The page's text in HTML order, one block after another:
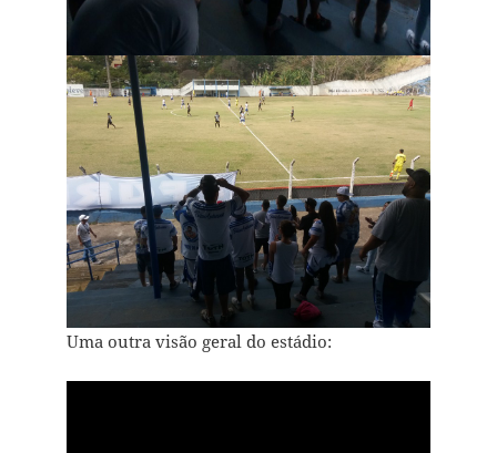
Uma outra visão geral do estádio: